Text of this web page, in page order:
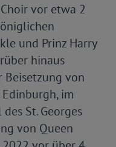
vor etwa 2
und Prinz Harry
hinaus
Beisetzung von
im
St. Georges
von Queen